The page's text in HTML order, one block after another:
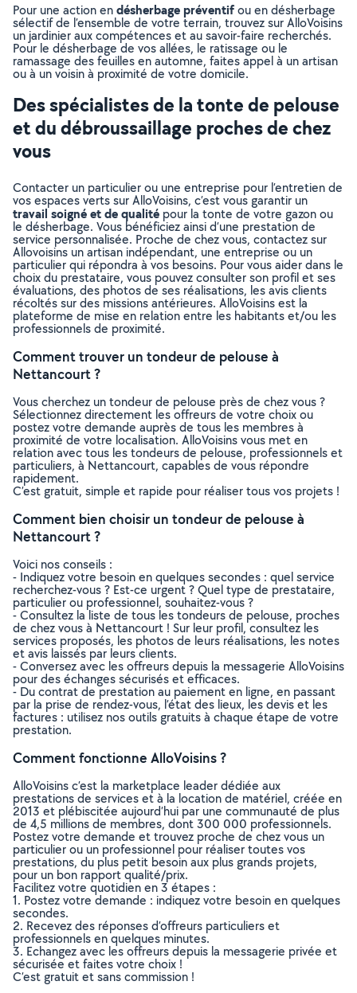
Pour une action endésherbage préventifou en désherbage
sélectif de l’ensemble de votre terrain, trouvez sur AlloVoisins
un jardinier aux compétences et au savoir-faire recherchés.
Pour le désherbage de vos allées, le ratissage ou le
ramassage des feuilles en automne, faites appel à un artisan
ou à un voisin à proximité de votre domicile.
Des spécialistes de la tonte de pelouse
et du débroussaillage proches de chez
vous
Contacter un particulier ou une entreprise pour l’entretien de
vos espaces verts sur AlloVoisins, c’est vous garantir un
travail soigné et de qualité pour la tonte de votre gazon ou
le désherbage. Vous bénéficiez ainsi d’une prestation de
service personnalisée. Proche de chez vous, contactez sur
Allovoisins un artisan indépendant, une entreprise ou un
particulier qui répondra à vos besoins. Pour vous aider dans le
choix du prestataire, vous pouvez consulter son profil et ses
évaluations, des photos de ses réalisations, les avis clients
récoltés sur des missions antérieures. AlloVoisins est la
plateforme de mise en relation entre les habitants et/ou les
professionnels de proximité.
Comment trouver un tondeur de pelouse à
Nettancourt ?
Vous cherchez un tondeur de pelouse près de chez vous ?
Sélectionnez directement les offreurs de votre choix ou
postez votre demande auprès de tous les membres à
proximité de votre localisation. AlloVoisins vous met en
relation avec tous les tondeurs de pelouse, professionnels et
particuliers, à Nettancourt, capables de vous répondre
rapidement.
C’est gratuit, simple et rapide pour réaliser tous vos projets !
Comment bien choisir un tondeur de pelouse à
Nettancourt ?
Voici nos conseils :
- Indiquez votre besoin en quelques secondes : quel service
recherchez-vous ? Est-ce urgent ? Quel type de prestataire,
particulier ou professionnel, souhaitez-vous ?
- Consultez la liste de tous les tondeurs de pelouse, proches
de chez vous à Nettancourt ! Sur leur profil, consultez les
services proposés, les photos de leurs réalisations, les notes
et avis laissés par leurs clients.
- Conversez avec les offreurs depuis la messagerie AlloVoisins
pour des échanges sécurisés et efficaces.
- Du contrat de prestation au paiement en ligne, en passant
par la prise de rendez-vous, l’état des lieux, les devis et les
factures : utilisez nos outils gratuits à chaque étape de votre
prestation.
Comment fonctionne AlloVoisins ?
AlloVoisins c’est la marketplace leader dédiée aux
prestations de services et à la location de matériel, créée en
2013 et plébiscitée aujourd’hui par une communauté de plus
de 4,5 millions de membres, dont 300 000 professionnels.
Postez votre demande et trouvez proche de chez vous un
particulier ou un professionnel pour réaliser toutes vos
prestations, du plus petit besoin aux plus grands projets,
pour un bon rapport qualité/prix.
Facilitez votre quotidien en 3 étapes :
1. Postez votre demande : indiquez votre besoin en quelques
secondes.
2. Recevez des réponses d’offreurs particuliers et
professionnels en quelques minutes.
3. Echangez avec les offreurs depuis la messagerie privée et
sécurisée et faites votre choix !
C’est gratuit et sans commission !